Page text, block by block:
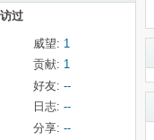
过
威望: 1
贡献: 1
好友: --
日志: --
分享: --